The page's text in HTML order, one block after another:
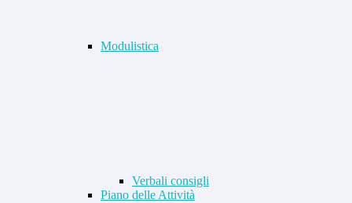
Modulistica
Verbali consigli
Piano delle Attività